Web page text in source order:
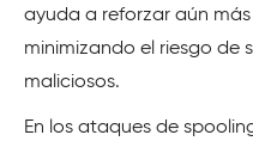
ayuda a reforzar aún
minimizando el riesgo de
maliciosos.
En los ataques de